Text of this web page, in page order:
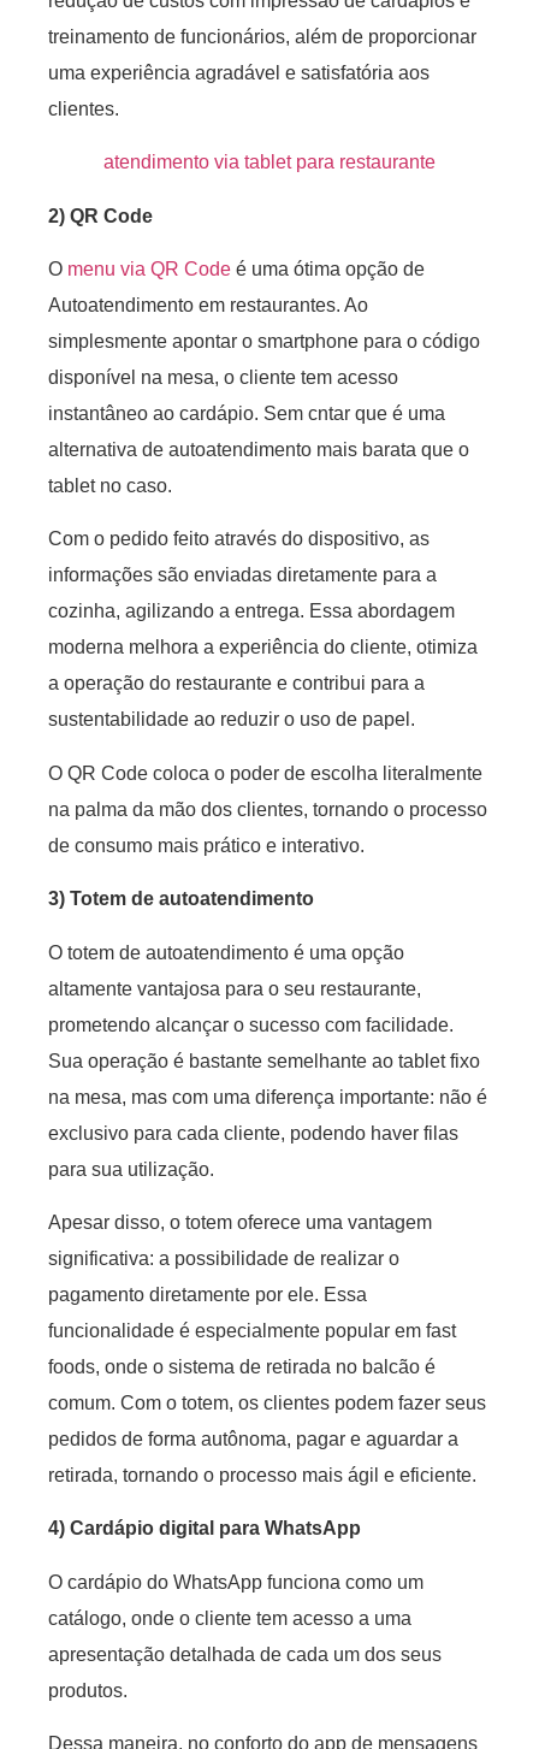
treinamento de funcionários, além de proporcionar
uma experiência agradável e satisfatória aos
clientes.
atendimento via tablet para restaurante
2) QR Code
O menu via QR Code é uma ótima opção de
Autoatendimento em restaurantes. Ao
simplesmente apontar o smartphone para o código
disponível na mesa, o cliente tem acesso
instantâneo ao cardápio. Sem cntar que é uma
alternativa de autoatendimento mais barata que o
tablet no caso.
Com o pedido feito através do dispositivo, as
informações são enviadas diretamente para a
cozinha, agilizando a entrega. Essa abordagem
moderna melhora a experiência do cliente, otimiza
a operação do restaurante e contribui para a
sustentabilidade ao reduzir o uso de papel.
O QR Code coloca o poder de escolha literalmente
na palma da mão dos clientes, tornando o processo
de consumo mais prático e interativo.
3) Totem de autoatendimento
O totem de autoatendimento é uma opção
altamente vantajosa para o seu restaurante,
prometendo alcançar o sucesso com facilidade.
Sua operação é bastante semelhante ao tablet fixo
na mesa, mas com uma diferença importante: não é
exclusivo para cada cliente, podendo haver filas
para sua utilização.
Apesar disso, o totem oferece uma vantagem
significativa: a possibilidade de realizar o
pagamento diretamente por ele. Essa
funcionalidade é especialmente popular em fast
foods, onde o sistema de retirada no balcão é
comum. Com o totem, os clientes podem fazer seus
pedidos de forma autônoma, pagar e aguardar a
retirada, tornando o processo mais ágil e eficiente.
4) Cardápio digital para WhatsApp
O cardápio do WhatsApp funciona como um
catálogo, onde o cliente tem acesso a uma
apresentação detalhada de cada um dos seus
produtos.
Dessa maneira, no conforto do app de mensagens